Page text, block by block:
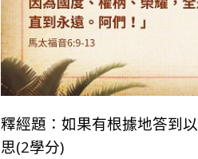
釋經題：如果有根據地答到
思(2學分)